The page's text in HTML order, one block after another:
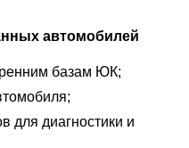
автомобилей
базам ЮК;
для диагностики и